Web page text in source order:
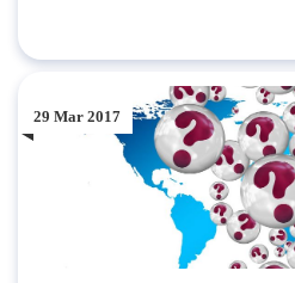
29 Mar 2017